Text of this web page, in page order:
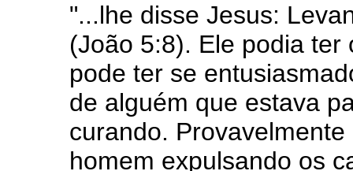
"...lhe disse Jesus:
(João 5:8). Ele podia
pode ter se
de alguém que estava
curando.
homem expulsando os